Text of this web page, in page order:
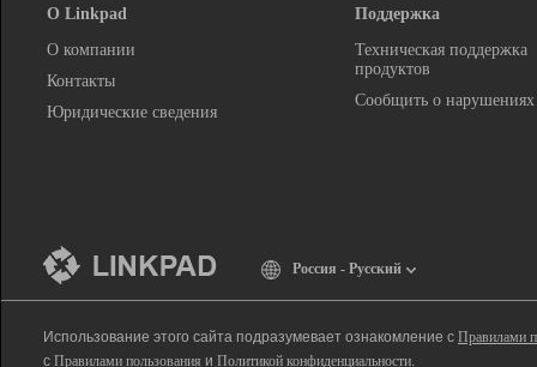
О Linkpad
О компании
Контакты
Юридические сведения
Поддержка
Техническая поддержка
продуктов
Сообщить о нарушениях
Россия - Русский
Использование этого сайта подразумевает ознакомление с Правилами
с Правилами пользования и Политикой конфиденциальности.